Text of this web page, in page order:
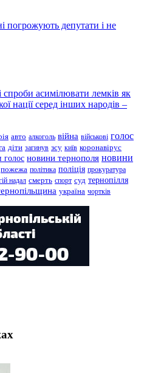
погрожують депутати і не
асимілювати лемків як
нації серед інших народів –
авто алкоголь війна військові голос
діти загинув зсу київ коронавірус
голос новини тернополя новини
пожежа політика поліція прокуратура
надал смерть спорт суд тернопілля
україна чортків